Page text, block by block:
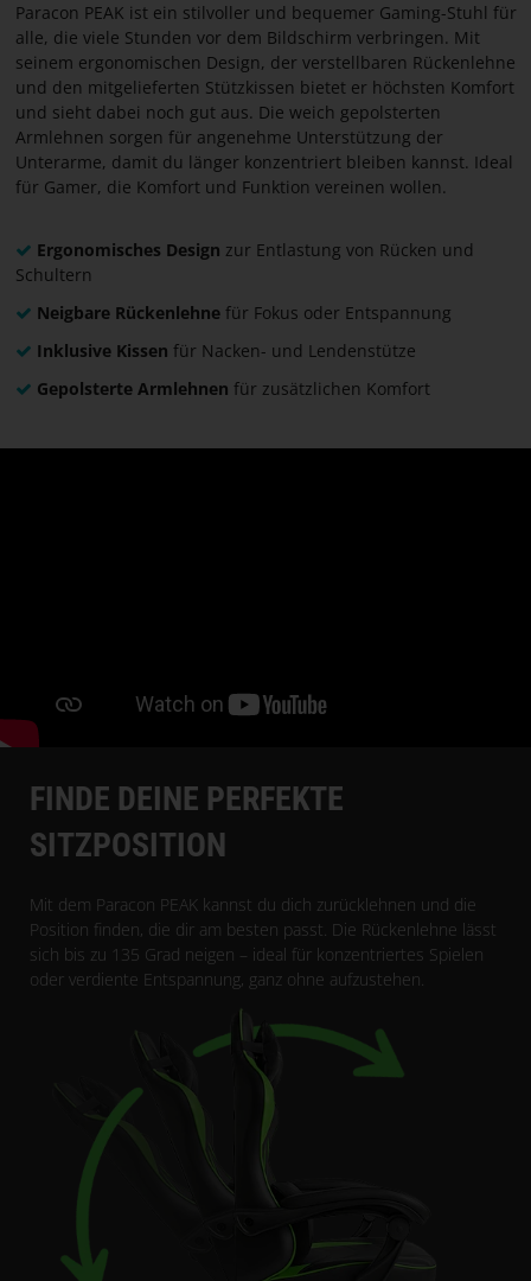
Paracon PEAK ist ein stilvoller und bequemer Gaming-Stuhl für
alle, die viele Stunden vor dem Bildschirm verbringen. Mit
seinem ergonomischen Design, der verstellbaren Rückenlehne
und den mitgelieferten Stützkissen bietet er höchsten Komfort
und sieht dabei noch gut aus. Die weich gepolsterten
Armlehnen sorgen für angenehme Unterstützung der
Unterarme, damit du länger konzentriert bleiben kannst. Ideal
für Gamer, die Komfort und Funktion vereinen wollen.
Ergonomisches Design zur Entlastung von Rücken und
Schultern
Neigbare Rückenlehnefür Fokus oder Entspannung
Inklusive Kissen für Nacken- und Lendenstütze
Gepolsterte Armlehnen für zusätzlichen Komfort
FINDE DEINE PERFEKTE
SITZPOSITION
Mit dem Paracon PEAK kannst du dich zurücklehnen und die
Position finden, die dir am besten passt. Die Rückenlehne lässt
sich bis zu 135 Grad neigen – ideal für konzentriertes Spielen
oder verdiente Entspannung, ganz ohne aufzustehen.